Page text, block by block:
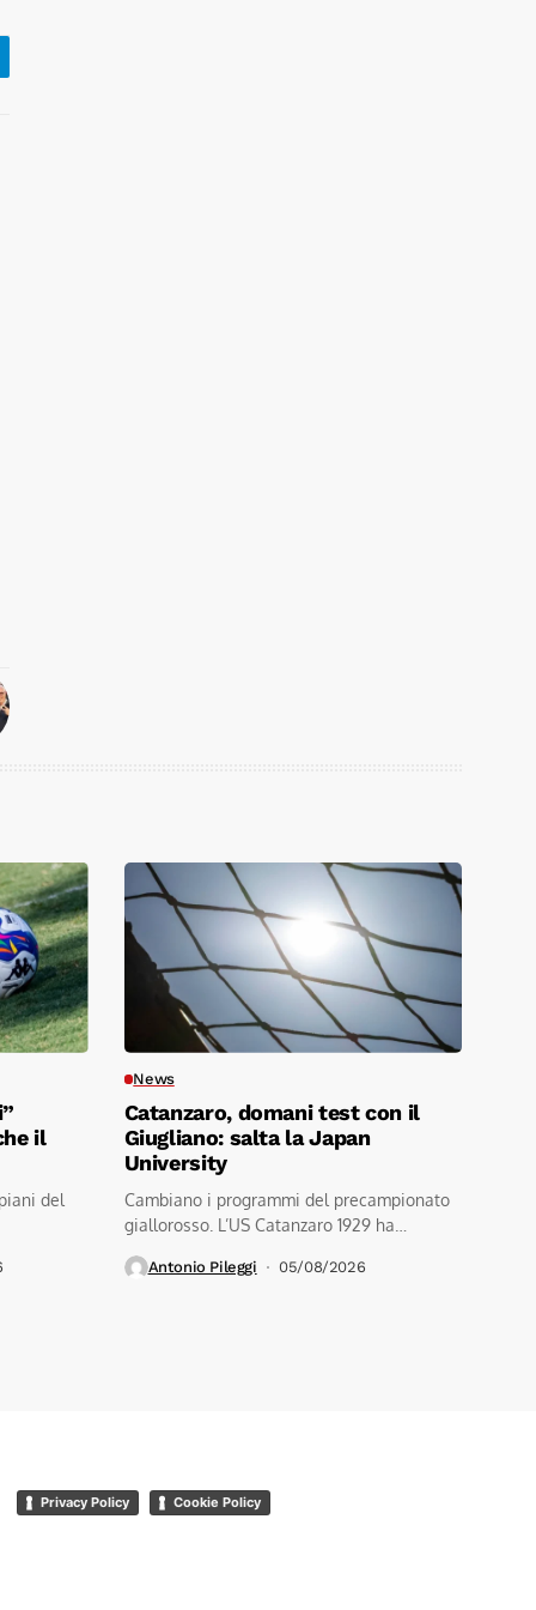
il
del
News
Catanzaro, domani test con il
Giugliano: salta la Japan
University
Cambiano i programmi del precampionato
giallorosso. L’US Catanzaro 1929 ha
dell’amichevole...
Antonio Pileggi 05/08/2026
Privacy Policy Cookie Policy